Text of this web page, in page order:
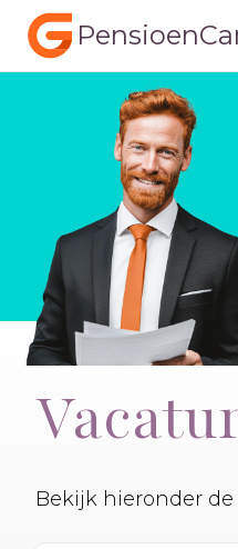
Bekijk hieronder